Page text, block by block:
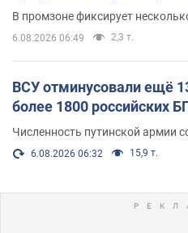
В промзоне фиксирует
6.08.2026 06:49 2,3 т.
ВСУ отминусовали ещё
более 1800 российских
Численность путинской армии
6.08.2026 06:32 15,9 т.